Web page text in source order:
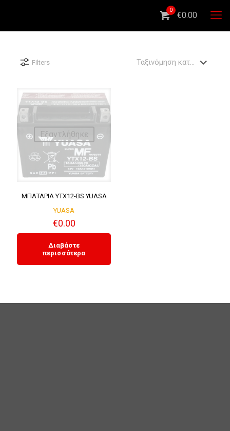
0
€0.00
Filters
Εξαντλήθηκε
ΜΠΑΤΑΡΙΑ YTX12-BS YUASA
YUASA
€0.00
Διαβάστε
περισσότερα